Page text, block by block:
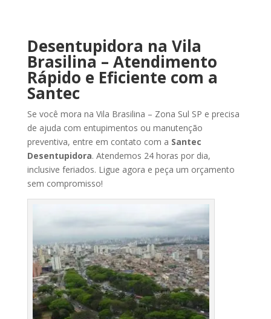
Desentupidora na Vila
Brasilina – Atendimento
Rápido e Eficiente com a
Santec
Se você mora na Vila Brasilina – Zona Sul SP e precisa
de ajuda com entupimentos ou manutenção
preventiva, entre em contato com a Santec
Desentupidora. Atendemos 24 horas por dia,
inclusive feriados. Ligue agora e peça um orçamento
sem compromisso!